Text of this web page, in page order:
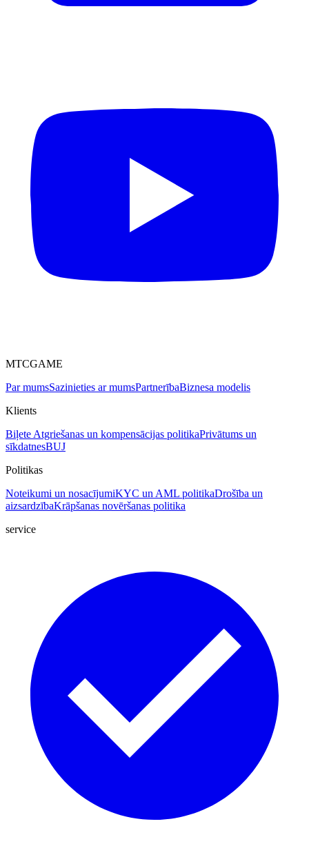
MTCGAME
Par mumsSazinieties ar mumsPartnerībaBiznesa modelis
Klients
Biļete Atgriešanas un kompensācijas politikaPrivātums un
sīkdatnesBUJ
Politikas
Noteikumi un nosacījumiKYC un AML politikaDrošība un
aizsardzībaKrāpšanas novēršanas politika
service